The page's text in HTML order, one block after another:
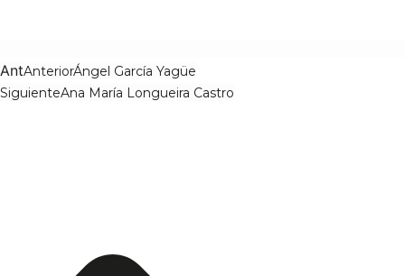
AntAnteriorÁngel García Yagüe
SiguienteAna María Longueira Castro